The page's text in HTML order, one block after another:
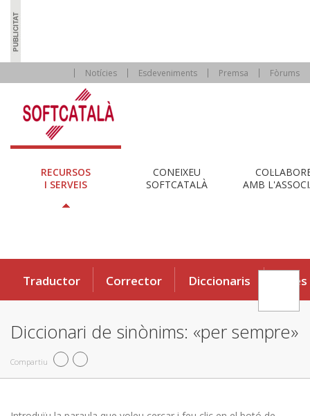
Notícies Esdeveniments Premsa Fòrums
RECURSOS
I SERVEIS
CONEIXEU
SOFTCATALÀ
AMB
Traductor Corrector Diccionaris Eines
Diccionari de sinònims: «per sempre»
Compartiu